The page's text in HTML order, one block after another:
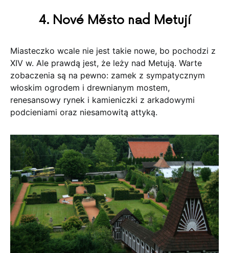
4. Nové Město nad Metují
Miasteczko wcale nie jest takie nowe, bo pochodzi z
XIV w. Ale prawdą jest, że leży nad Metują. Warte
zobaczenia są na pewno: zamek z sympatycznym
włoskim ogrodem i drewnianym mostem,
renesansowy rynek i kamieniczki z arkadowymi
podcieniami oraz niesamowitą attyką.